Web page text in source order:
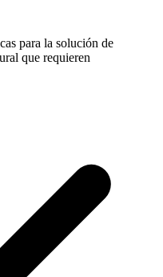
para la solución de
que requieren